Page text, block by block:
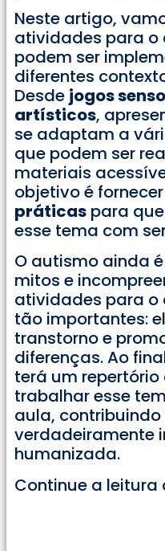
Neste artigo,
atividades para
podem ser
diferentes
Desde jogos
artísticos,
se adaptam a
que podem ser
materiais
objetivo é fornecer
práticas para
esse tema com
O autismo ainda
mitos e
atividades para
tão importantes:
transtorno e
diferenças. Ao
terá um
trabalhar esse
aula,
verdadeiramente
humanizada.
Continue a